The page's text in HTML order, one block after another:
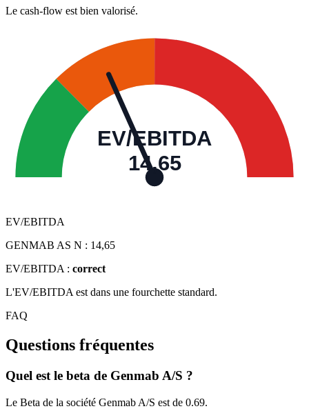
Le cash-flow est bien valorisé.
EV/EBITDA
14,65
EV/EBITDA
GENMAB AS N : 14,65
EV/EBITDA : correct
L'EV/EBITDA est dans une fourchette standard.
FAQ
Questions fréquentes
Quel est le beta de Genmab A/S ?
Le Beta de la société Genmab A/S est de 0.69.